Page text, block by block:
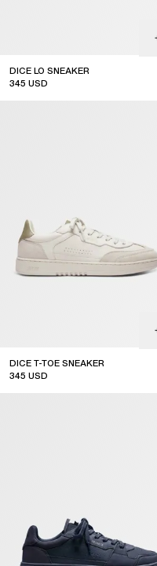
DICE LO SNEAKER
345 USD
DICE T-TOE SNEAKER
345 USD